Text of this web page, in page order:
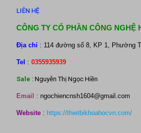
LIÊN HỆ
CÔNG TY CỔ PHẦN CÔNG NGHỆ
Địa chỉ : 114 đường số 8, KP 1, Phường
Tel : 0355935939
Sale : Nguyễn Thị Ngọc Hiền
Email : ngochiencnsh1604@gmail.com
Website : https://thietbikhoahocvn.com/